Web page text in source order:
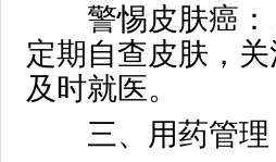
警惕皮肤癌：
定期自查皮肤，
及时就医。
三、用药管理